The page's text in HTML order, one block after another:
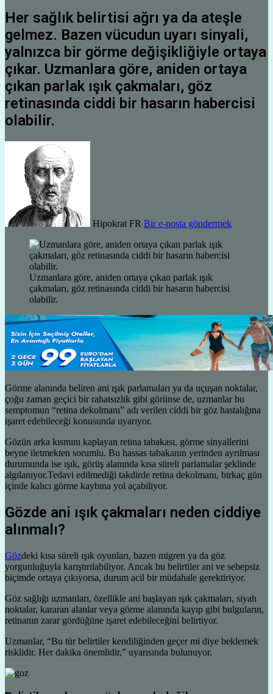
Her sağlık belirtisi ağrı ya da ateşle
gelmez. Bazen vücudun uyarı sinyali,
yalnızca bir görme değişikliğiyle ortaya
çıkar. Uzmanlara göre, aniden ortaya
çıkan parlak ışık çakmaları, göz
retinasında ciddi bir hasarın habercisi
olabilir.
Hipokrat FR Bir e-posta göndermek
Uzmanlara göre, aniden ortaya çıkan parlak ışık
çakmaları, göz retinasında ciddi bir hasarın habercisi
olabilir.
Görme alanında beliren ani ışık parlamaları ya da uçuşan noktalar,
çoğu zaman geçici bir rahatsızlık gibi görünse de, uzmanlar bu
semptomun “retina dekolmanı” adı verilen ciddi bir göz hastalığına
işaret edebileceği konusunda uyarıyor.
Gözün arka kısmını kaplayan retina tabakası, görme sinyallerini
beyne iletmekten sorumlu. Bu hassas tabakanın yerinden ayrılması
durumunda ise ışık, görüş alanında kısa süreli parlamalar şeklinde
algılanıyor.Tedavi edilmediği takdirde retina dekolmanı, birkaç gün
içinde kalıcı görme kaybına yol açabiliyor.
Gözde ani ışık çakmaları neden ciddiye
alınmalı?
Gözdeki kısa süreli ışık oyunları, bazen migren ya da göz
yorgunluğuyla karıştırılabiliyor. Ancak bu belirtiler ani ve sebepsiz
biçimde ortaya çıkıyorsa, durum acil bir müdahale gerektiriyor.
Göz sağlığı uzmanları, özellikle ani başlayan ışık çakmaları, siyah
noktalar, kararan alanlar veya görme alanında kayıp gibi bulguların,
retinanın zarar gördüğüne işaret edebileceğini belirtiyor.
Uzmanlar, “Bu tür belirtiler kendiliğinden geçer mi diye beklemek
risklidir. Her dakika önemlidir,” uyarısında bulunuyor.